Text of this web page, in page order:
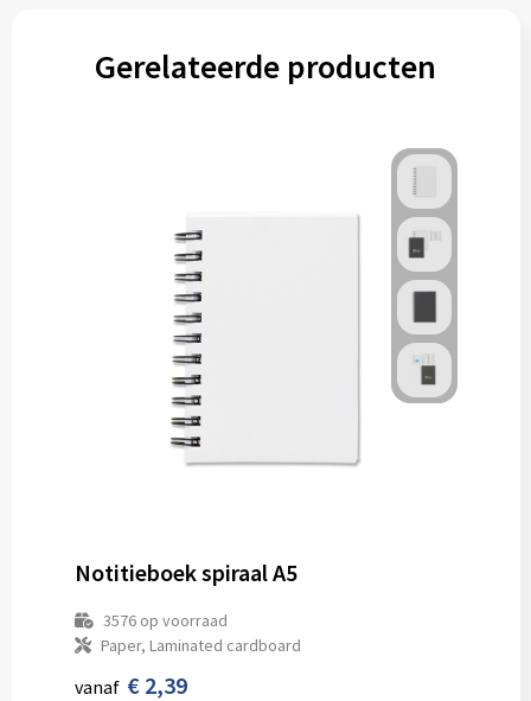
Gerelateerde producten
Notitieboek spiraal A5
3576op voorraad
Paper, Laminated cardboard
vanaf € 2,39